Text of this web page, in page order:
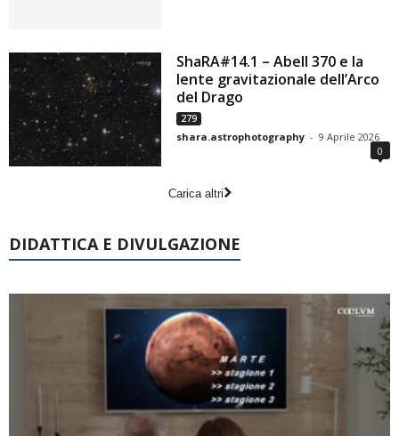
ShaRA#14.1 – Abell 370 e la
lente gravitazionale dell’Arco
del Drago
279
shara.astrophotography - 9 Aprile 2026
0
Carica altri
DIDATTICA E DIVULGAZIONE